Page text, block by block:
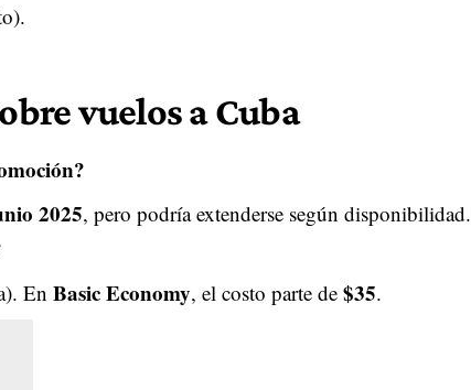
vuelos a Cuba
2025, pero podría extenderse según disponibilidad.
En Basic Economy, el costo parte de $35.